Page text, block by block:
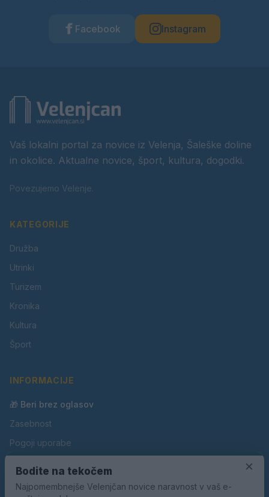
Facebook Instagram
Vaš lokalni portal za novice iz Velenja, Šaleške doline
in okolice. Aktualne novice, šport, kultura, dogodki.
Povezujemo Velenje.
KATEGORIJE
Družba
Utrinki
Turizem
Kronika
Kultura
Šport
INFORMACIJE
🎁 Beri brez oglasov
Zasebnost
Pogoji uporabe
Oglaševanje
×
Bodite na tekočem
Najpomembnejše Velenjčan novice naravnost v vaš e-